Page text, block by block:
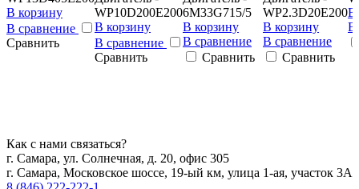
В корзину
В сравнение
Сравнить
WP10D200E200
В корзину
В сравнение
Сравнить
6M33G715/5
В корзину
В сравнение
Сравнить
WP2.3D20E200
В корзину
В сравнение
Сравнить
В
В
Как с нами связаться?
г. Самара, ул. Солнечная, д. 20, офис 305
г. Самара, Московское шоссе, 19-ый км, улица 1-ая, участок 3А